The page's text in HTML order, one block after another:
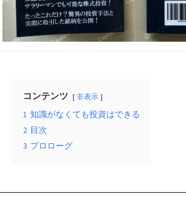
コンテンツ 非表示
1 知識がなくても投資はできる
2 目次
3 プロローグ